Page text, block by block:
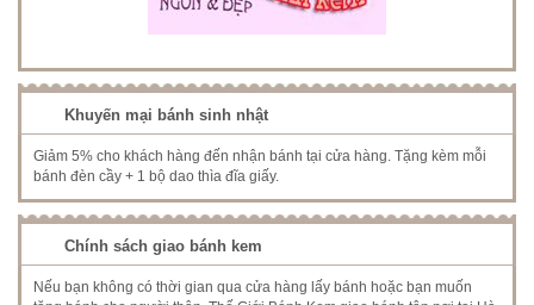
Khuyến mại bánh sinh nhật
Giảm 5% cho khách hàng đến nhận bánh tại cửa hàng. Tặng kèm mỗi
bánh đèn cầy + 1 bộ dao thìa đĩa giấy.
Chính sách giao bánh kem
Nếu bạn không có thời gian qua cửa hàng lấy bánh hoặc bạn muốn